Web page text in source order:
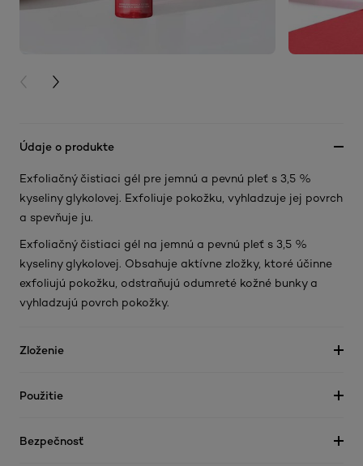
PREVIOUS CARD
NEXT CARD
Údaje o produkte
Exfoliačný čistiaci gél pre jemnú a pevnú pleť s 3,5 %
kyseliny glykolovej. Exfoliuje pokožku, vyhladzuje jej povrch
a spevňuje ju.
Exfoliačný čistiaci gél na jemnú a pevnú pleť s 3,5 %
kyseliny glykolovej. Obsahuje aktívne zložky, ktoré účinne
exfoliujú pokožku, odstraňujú odumreté kožné bunky a
vyhladzujú povrch pokožky.
Zloženie
Použitie
Bezpečnosť